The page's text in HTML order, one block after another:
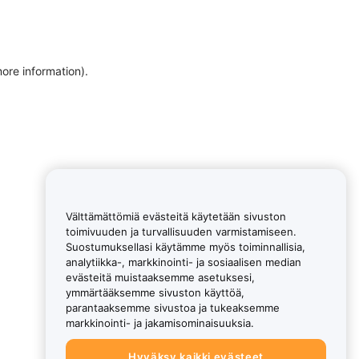
information).
Välttämättömiä evästeitä käytetään sivuston
toimivuuden ja turvallisuuden varmistamiseen.
Suostumuksellasi käytämme myös toiminnallisia,
analytiikka-, markkinointi- ja sosiaalisen median
evästeitä muistaaksemme asetuksesi,
ymmärtääksemme sivuston käyttöä,
parantaaksemme sivustoa ja tukeaksemme
markkinointi- ja jakamisominaisuuksia.